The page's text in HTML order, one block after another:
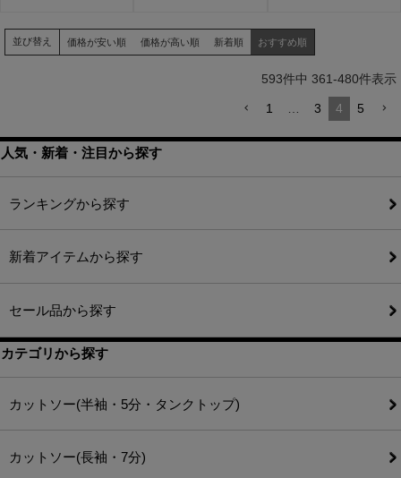
並び替え 価格が安い順 価格が高い順 新着順 おすすめ順
593件中 361-480件表示
1 3 4 5
人気・新着・注目から探す
ランキングから探す
新着アイテムから探す
セール品から探す
カテゴリから探す
カットソー(半袖・5分・タンクトップ)
カットソー(長袖・7分)